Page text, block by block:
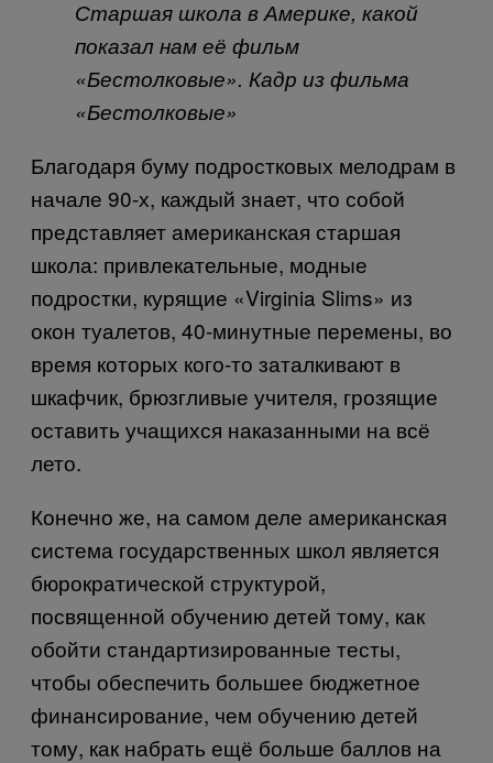
Старшая школа в Америке, какой
показал нам её фильм
«Бестолковые». Кадр из фильма
«Бестолковые»
Благодаря буму подростковых мелодрам в
начале 90-х, каждый знает, что собой
представляет американская старшая
школа: привлекательные, модные
подростки, курящие «Virginia Slims» из
окон туалетов, 40-минутные перемены, во
время которых кого-то заталкивают в
шкафчик, брюзгливые учителя, грозящие
оставить учащихся наказанными на всё
лето.
Конечно же, на самом деле американская
система государственных школ является
бюрократической структурой,
посвященной обучению детей тому, как
обойти стандартизированные тесты,
чтобы обеспечить большее бюджетное
финансирование, чем обучению детей
тому, как набрать ещё больше баллов на